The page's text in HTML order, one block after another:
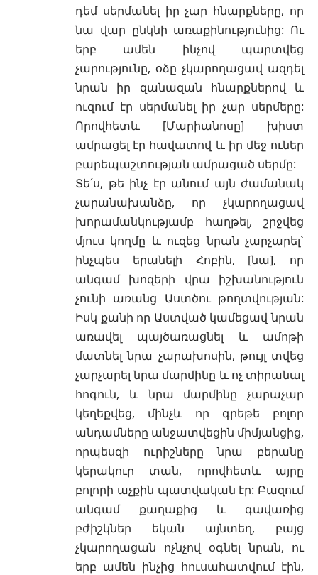
դեմ սերմանել իր չար հնարքները, որ
նա վար ընկնի առաքինությունից: Ու
երբ ամեն ինչով պարտվեց
չարությունը, օձը չկարողացավ ազդել
նրան իր զանազան հնարքներով և
ուզում էր սերմանել իր չար սերմերը:
Որովհետև [Մարիանոսը] խիստ
ամրացել էր հավատով և իր մեջ ուներ
բարեպաշտության ամրացած սերմը:
Տե՛ս, թե ինչ էր անում այն ժամանակ
չարանախանձը, որ չկարողացավ
խորամանկությամբ հաղթել, շրջվեց
մյուս կողմը և ուզեց նրան չարչարել`
ինչպես երանելի Հոբին, [նա], որ
անգամ խոզերի վրա իշխանություն
չունի առանց Աստծու թողտվության:
Իսկ քանի որ Աստված կամեցավ նրան
առավել պայծառացնել և ամոթի
մատնել նրա չարախոսին, թույլ տվեց
չարչարել նրա մարմինը և ոչ տիրանալ
հոգուն, և նրա մարմինը չարաչար
կեղեքվեց, մինչև որ գրեթե բոլոր
անդամները անջատվեցին միմյանցից,
որպեսզի ուրիշները նրա բերանը
կերակուր տան, որովհետև այրը
բոլորի աչքին պատվական էր: Բազում
անգամ քաղաքից և գավառից
բժիշկներ եկան այնտեղ, բայց
չկարողացան ոչնչով օգնել նրան, ու
երբ ամեն ինչից հուսահատվում էին,